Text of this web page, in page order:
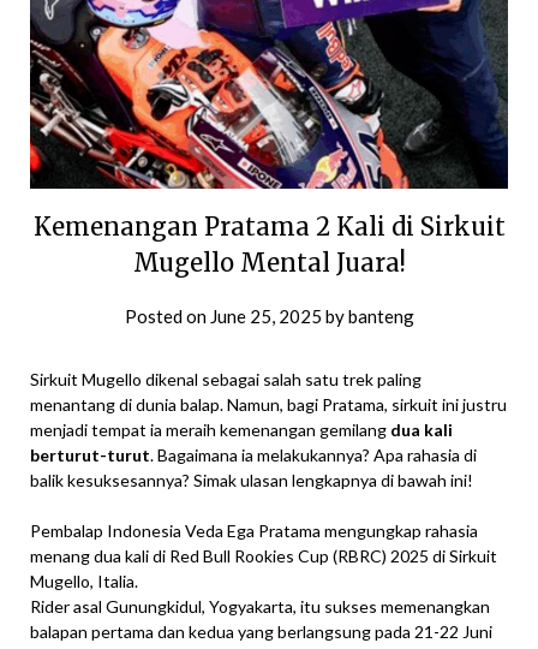
Kemenangan Pratama 2 Kali di Sirkuit
Mugello Mental Juara!
Posted on June 25, 2025 bybanteng
Sirkuit Mugello dikenal sebagai salah satu trek paling
menantang di dunia balap. Namun, bagi Pratama, sirkuit ini justru
menjadi tempat ia meraih kemenangan gemilang dua kali
berturut-turut. Bagaimana ia melakukannya? Apa rahasia di
balik kesuksesannya? Simak ulasan lengkapnya di bawah ini!
Pembalap Indonesia Veda Ega Pratama mengungkap rahasia
menang dua kali di Red Bull Rookies Cup (RBRC) 2025 di Sirkuit
Mugello, Italia.
Rider asal Gunungkidul, Yogyakarta, itu sukses memenangkan
balapan pertama dan kedua yang berlangsung pada 21-22 Juni